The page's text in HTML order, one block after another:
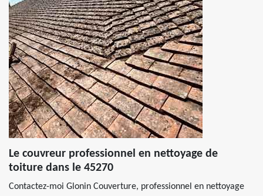
Le couvreur professionnel en nettoyage de
toiture dans le 45270
Contactez-moi Glonin Couverture, professionnel en nettoyage